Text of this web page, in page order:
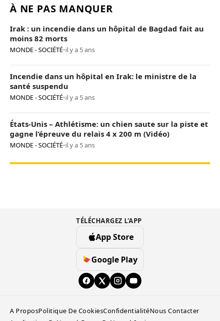
À NE PAS MANQUER
Irak : un incendie dans un hôpital de Bagdad fait au
moins 82 morts
MONDE - SOCIÉTÉ•il y a 5 ans
Incendie dans un hôpital en Irak: le ministre de la
santé suspendu
MONDE - SOCIÉTÉ•il y a 5 ans
États-Unis – Athlétisme: un chien saute sur la piste et
gagne l’épreuve du relais 4 x 200 m (Vidéo)
MONDE - SOCIÉTÉ•il y a 5 ans
TÉLÉCHARGEZ L’APP
App Store
Google Play
A ProposPolitique De CookiesConfidentialitéNous Contacter